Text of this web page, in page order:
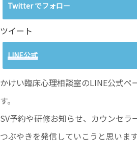
Twitter でフォロー
ツイート
LINE公式
かけい臨床心理相談室のLINE公式ペ
す。
SV予約や研修お知らせ、カウンセラ
つぶやきを発信していこうと思います